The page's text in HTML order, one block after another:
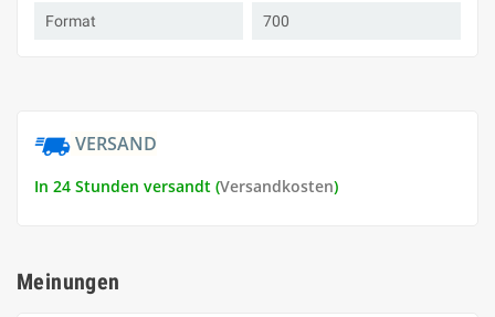
Format 700
VERSAND
In 24 Stunden versandt (Versandkosten)
Meinungen